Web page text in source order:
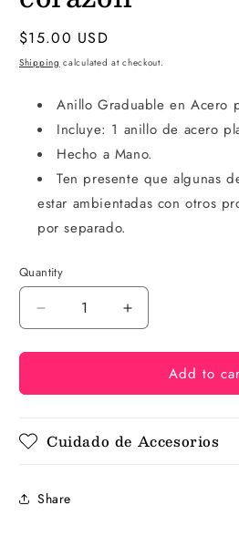
Regular
price
$15.00 USD
Shipping calculated at checkout.
Anillo Graduable en Acero
Incluye: 1 anillo de acero
Hecho a Mano.
Ten presente que algunas
estar ambientadas con otros
por separado.
Quantity
Decrease
quantity
for
de
corazón
Increase
quantity
for
de
corazón
Add to
Cuidado de Accesorios
Share